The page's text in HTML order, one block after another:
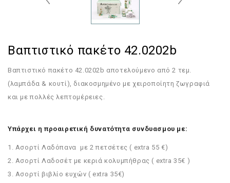
Βαπτιστικό πακέτο 42.0202b
Βαπτιστικό πακέτο 42.0202b αποτελούμενο από 2 τεμ.
(λαμπάδα & κουτί), διακοσμημένο με χειροποίητη ζωγραφιά
και με πολλές λεπτομέρειες.
Υπάρχει η προαιρετική δυνατότητα συνδυασμου με:
1. Ασορτί Λαδόπανα με 2 πετσέτες ( extra 55 €)
2. Ασορτί Λαδοσέτ με κεριά κολυμπήθρας ( extra 35€ )
3. Ασορτί βιβλίο ευχών ( extra 35€)